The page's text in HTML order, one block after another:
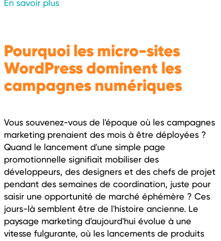
En savoir plus
Pourquoi les micro-sites
WordPress dominent les
campagnes numériques
Vous souvenez-vous de l'époque où les campagnes
marketing prenaient des mois à être déployées ?
Quand le lancement d'une simple page
promotionnelle signifiait mobiliser des
développeurs, des designers et des chefs de projet
pendant des semaines de coordination, juste pour
saisir une opportunité de marché éphémère ? Ces
jours-là semblent être de l'histoire ancienne. Le
paysage marketing d'aujourd'hui évolue à une
vitesse fulgurante, où les lancements de produits